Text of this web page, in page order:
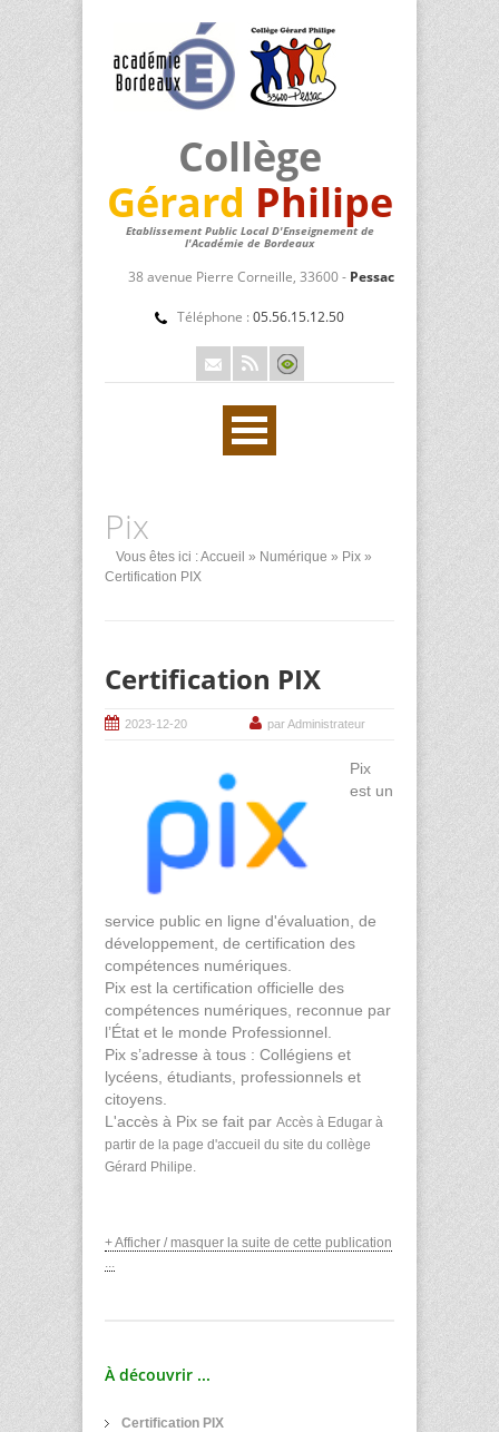
Collège
Gérard Philipe
Etablissement Public Local D'Enseignement de
l'Académie de Bordeaux
38 avenue Pierre Corneille, 33600 - Pessac
Téléphone : 05.56.15.12.50
Pix
Vous êtes ici :Accueil » Numérique » Pix »
Certification PIX
Certification PIX
2023-12-20 par Administrateur
Pix
est un
service public en ligne d'évaluation, de
développement, de certification des
compétences numériques.
Pix est la certification officielle des
compétences numériques, reconnue par
l’État et le monde Professionnel.
Pix s’adresse à tous : Collégiens et
lycéens, étudiants, professionnels et
citoyens.
L'accès à Pix se fait par Accès à Edugar à
partir de la page d'accueil du site du collège
Gérard Philipe.
+ Afficher / masquer la suite de cette publication
À découvrir ...
Certification PIX